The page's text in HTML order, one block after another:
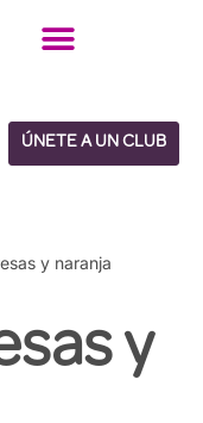
ÚNETE A UN CLUB
y naranja
y